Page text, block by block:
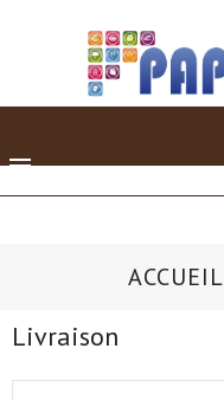

ACCUEIL
Livraison